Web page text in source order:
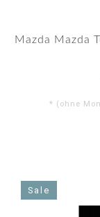
Mazda Mazda
* (ohne
Sale